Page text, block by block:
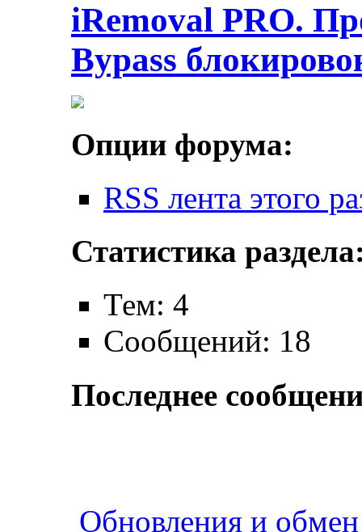
iRemoval PRO.
Bypass
Опции форума:
RSS лента этого
Статистика
Тем: 4
Сообщений: 18
Последнее
Обновления и